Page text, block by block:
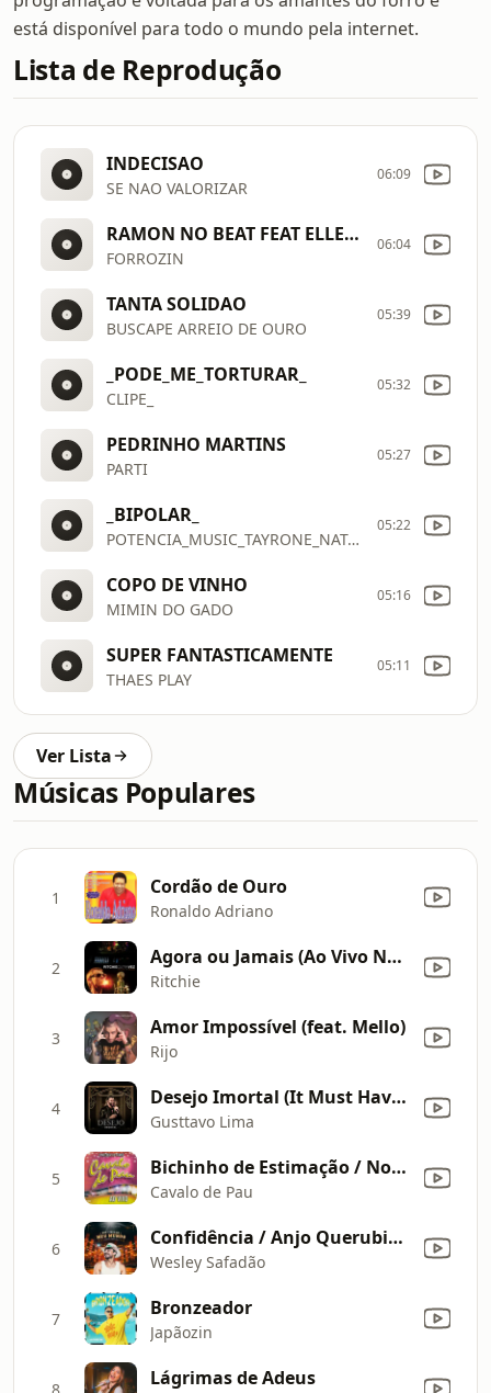
está disponível para todo o mundo pela internet.
Lista de Reprodução
INDECISAO
SE NAO VALORIZAR
06:09
RAMON NO BEAT FEAT ELLEN NERY
FORROZIN
06:04
TANTA SOLIDAO
BUSCAPE ARREIO DE OURO
05:39
_PODE_ME_TORTURAR_
CLIPE_
05:32
PEDRINHO MARTINS
PARTI
05:27
_BIPOLAR_
POTENCIA_MUSIC_TAYRONE_NATANZINHO_LIMA_WESLEY_SAFADAO_
05:22
COPO DE VINHO
MIMIN DO GADO
05:16
SUPER FANTASTICAMENTE
THAES PLAY
05:11
Ver Lista
Músicas Populares
1 Cordão de Ouro
Ronaldo Adriano
2 Agora ou Jamais (Ao Vivo No Estúdio)
Ritchie
3 Amor Impossível (feat. Mello)
Rijo
4 Desejo Imortal (It Must Have Been Love)
Gusttavo Lima
5 Bichinho de Estimação / Nosso Caso de Amor (Ao Vivo)
Cavalo de Pau
6 Confidência / Anjo Querubim / Amor ou Paixão / Razões (Ao Vivo)
Wesley Safadão
7 Bronzeador
Japãozin
8 Lágrimas de Adeus